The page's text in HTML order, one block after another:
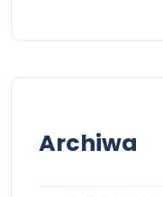
Archiwa